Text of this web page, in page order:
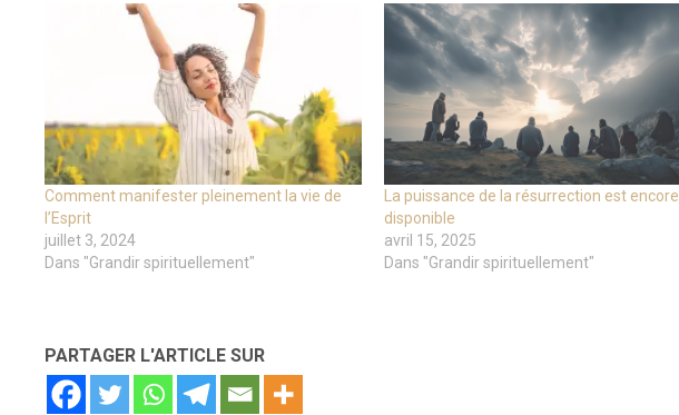
Comment manifester pleinement la vie de
l’Esprit
juillet 3, 2024
Dans "Grandir spirituellement"
La puissance de la résurrection est encore
disponible
avril 15, 2025
Dans "Grandir spirituellement"
PARTAGER L'ARTICLE SUR